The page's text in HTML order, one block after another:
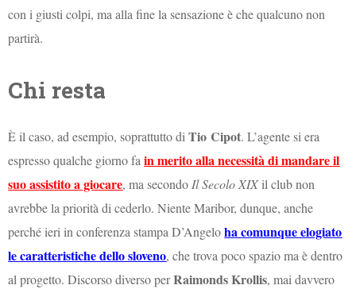
con i giusti colpi, ma alla fine la sensazione è che qualcuno non
partirà.
Chi resta
È il caso, ad esempio, soprattutto diTio Cipot. L’agente si era
espresso qualche giorno fain merito alla necessità di mandare il
suo assistito a giocare, ma secondo Il Secolo XIXil club non
avrebbe la priorità di cederlo. Niente Maribor, dunque, anche
perché ieri in conferenza stampa D’Angeloha comunque elogiato
le caratteristiche dello sloveno, che trova poco spazio ma è dentro
al progetto. Discorso diverso perRaimonds Krollis, mai davvero